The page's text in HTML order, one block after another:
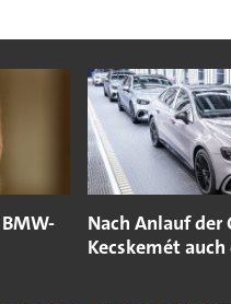
Nach Anlauf der
Kecskemét